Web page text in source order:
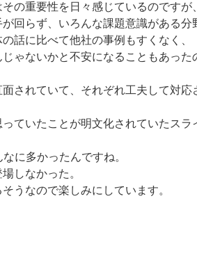
の重要性を日々感じているのですが、
回らず、いろんな課題意識がある分
話に比べて他社の事例もすくなく、
ゃないかと不安になることもあった
されていて、それぞれ工夫して対応
ていたことが明文化されていたス
に多かったんですね。
しなかった。
うなので楽しみにしています。